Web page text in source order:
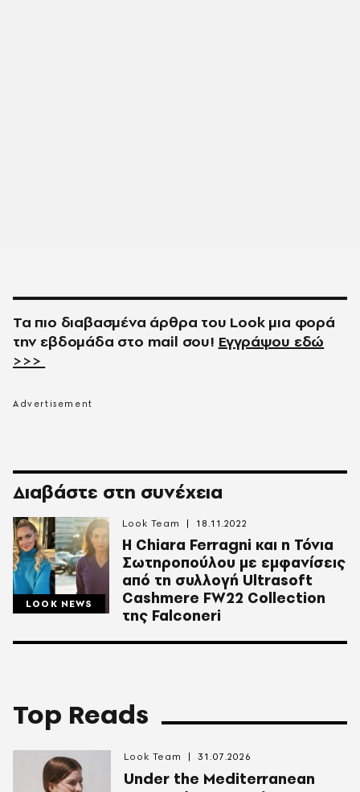
Τα πιο διαβασμένα άρθρα του Look μια φορά
την εβδομάδα στο mail σου! Εγγράψου εδώ
>>>
Διαβάστε στη συνέχεια
LOOK NEWS
Η Chiara Ferragni και η Τόνια
Σωτηροπούλου με εμφανίσεις
από τη συλλογή Ultrasoft
Cashmere FW22 Collection
της Falconeri
Look Team 18.11.2022
Top Reads
Under the Mediterranean
Look Team 31.07.2026